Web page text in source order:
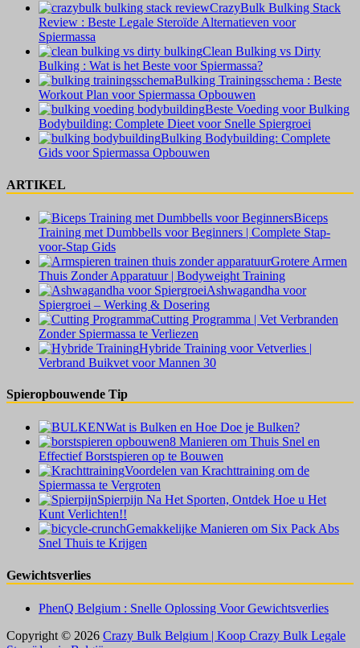
CrazyBulk Bulking Stack
Review : Beste Legale Steroïde Alternatieven voor
Spiermassa
Clean Bulking vs Dirty
Bulking : Wat is het Beste voor Spiermassa?
Bulking Trainingsschema : Beste
Workout Plan voor Spiermassa Opbouwen
Beste Voeding voor Bulking
Bodybuilding: Complete Dieet voor Snelle Spiergroei
Bulking Bodybuilding: Complete
Gids voor Spiermassa Opbouwen
ARTIKEL
Biceps
Training met Dumbbells voor Beginners | Complete Stap-
voor-Stap Gids
Grotere Armen
Thuis Zonder Apparatuur | Bodyweight Training
Ashwagandha voor
Spiergroei – Werking & Dosering
Cutting Programma | Vet Verbranden
Zonder Spiermassa te Verliezen
Hybride Training voor Vetverlies |
Verbrand Buikvet voor Mannen 30
Spieropbouwende Tip
Wat is Bulken en Hoe Doe je Bulken?
8 Manieren om Thuis Snel en
Effectief Borstspieren op te Bouwen
Voordelen van Krachttraining om de
Spiermassa te Vergroten
Spierpijn Na Het Sporten, Ontdek Hoe u Het
Kunt Verlichten!!
Gemakkelijke Manieren om Six Pack Abs
Snel Thuis te Krijgen
Gewichtsverlies
PhenQ Belgium : Snelle Oplossing Voor Gewichtsverlies
Copyright © 2026 Crazy Bulk Belgium | Koop Crazy Bulk Legale